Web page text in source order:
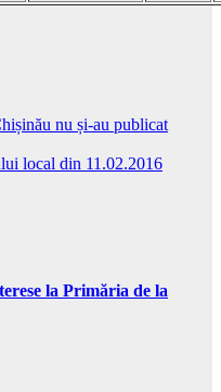
nu și-au publicat
local din 11.02.2016
la Primăria de la